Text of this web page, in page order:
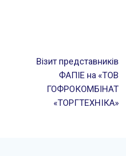
Візит представників
ФАПІЕ на «ТОВ
ГОФРОКОМБІНАТ
«ТОРГТЕХНІКА»